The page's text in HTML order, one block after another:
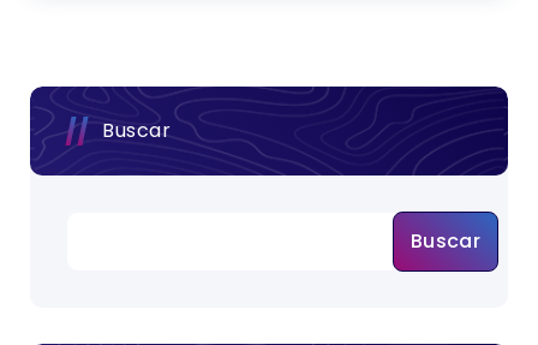
Buscar
Buscar